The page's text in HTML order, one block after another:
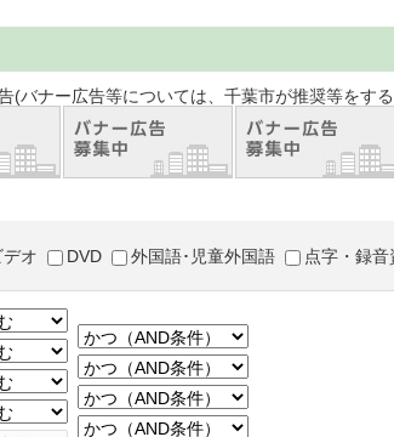
は、千葉市が推奨等をするもので
デオ DVD 外国語･児童外国語 点字・録音